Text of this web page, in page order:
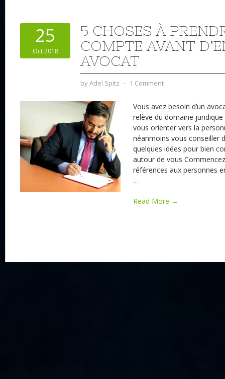
25
Oct 2018
5 CHOSES À
COMPTE AVANT
AVOCAT
byAdel Spitz ⋅ 1 Comment
Vous avez besoin d’un
relève du domaine
vous orienter vers la
néanmoins vous conseiller
quelques idées pour bien
autour de vous
références aux personnes
…
Read More →